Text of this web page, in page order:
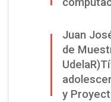
Juan
de
y